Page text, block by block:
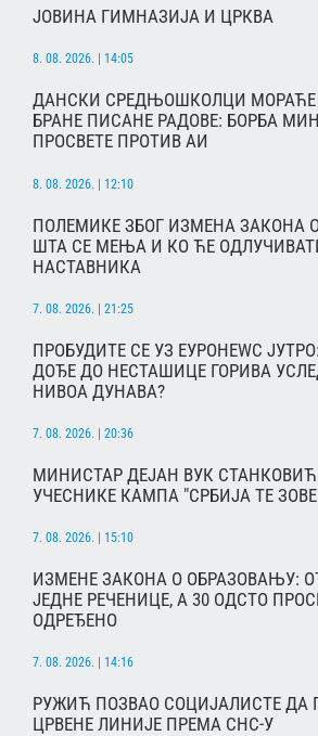
ЈОВИНА ГИМНАЗИЈА И ЦРКВА
8. 08. 2026. | 14:05
ДАНСКИ СРЕДЊОШКОЛЦИ
БРАНЕ ПИСАНЕ РАДОВЕ: БОРБА
ПРОСВЕТЕ ПРОТИВ АИ
8. 08. 2026. | 12:10
ПОЛЕМИКЕ ЗБОГ ИЗМЕНА ЗАКОНА
ШТА СЕ МЕЊА И КО ЋЕ
НАСТАВНИКА
7. 08. 2026. | 21:25
ПРОБУДИТЕ СЕ УЗ ЕУРОНЕWС
ДОЂЕ ДО НЕСТАШИЦЕ ГОРИВА
НИВОА ДУНАВА?
7. 08. 2026. | 20:36
МИНИСТАР ДЕЈАН ВУК
УЧЕСНИКЕ КАМПА "СРБИЈА ТЕ
7. 08. 2026. | 15:10
ИЗМЕНЕ ЗАКОНА О ОБРАЗОВАЊУ:
ЈЕДНЕ РЕЧЕНИЦЕ, А 30 ОДСТО
ОДРЕЂЕНО
7. 08. 2026. | 14:16
РУЖИЋ ПОЗВАО СОЦИЈАЛИСТЕ ДА
ЦРВЕНЕ ЛИНИЈЕ ПРЕМА СНС-У